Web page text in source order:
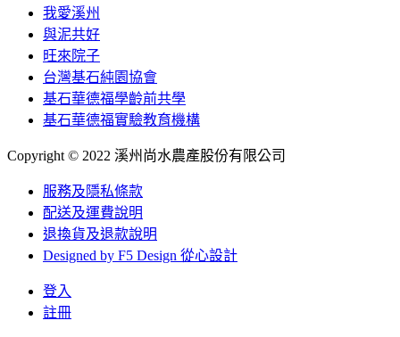
我愛溪州
與泥共好
旺來院子
台灣基石純園協會
基石華德福學齡前共學
基石華德福實驗教育機構
Copyright © 2022 溪州尚水農產股份有限公司
服務及隱私條款
配送及運費說明
退換貨及退款說明
Designed by F5 Design 從心設計
登入
註冊